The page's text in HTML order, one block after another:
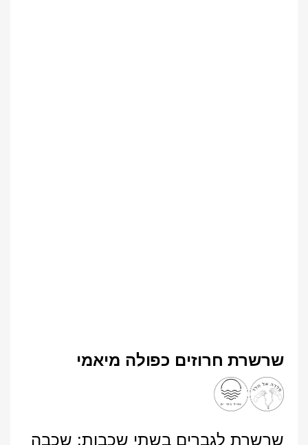
שרשרת חרוזים כפולה מיאמי
שרשרת לגברים בשתי שכבות: שכבה